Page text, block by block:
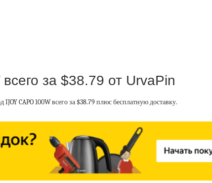
за $38.79 от UrvaPin
IJOY CAPO 100W всего за $38.79 плюс бесплатную доставку.